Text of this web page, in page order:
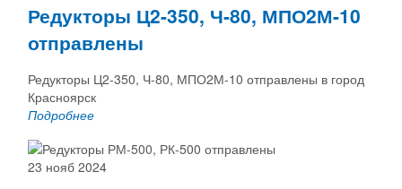
Редукторы Ц2-350, Ч-80, МПО2М-10
отправлены
Редукторы Ц2-350, Ч-80, МПО2М-10 отправлены в город
Красноярск
Подробнее
23 нояб 2024